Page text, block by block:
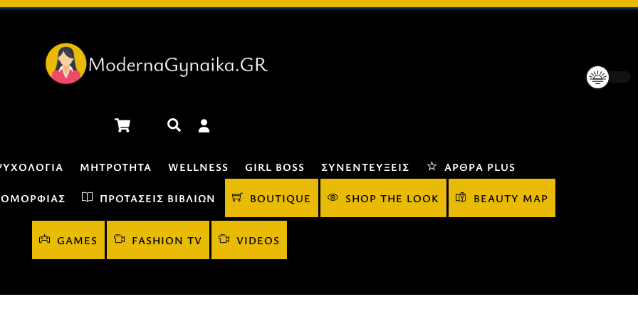
Cart Αναζήτηση
ΜΗΤΡΌΤΗΤΑ WELLNESS GIRL BOSS ΣΥΝΕΝΤΕΎΞΕΙΣ ΆΡΘΡΑ PLUS
ΟΜΟΡΦΙΆΣ ΠΡΟΤΆΣΕΙΣ ΒΙΒΛΊΩΝ BOUTIQUE SHOP THE LOOK BEAUTY MAP
GAMES FASHION TV VIDEOS